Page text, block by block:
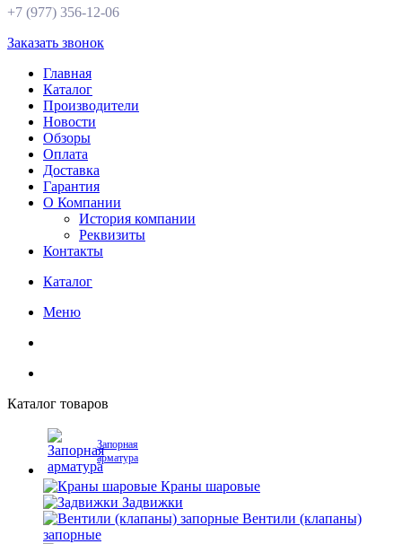
+7 (977) 356-12-06
Заказать звонок
Главная
Каталог
Производители
Новости
Обзоры
Оплата
Доставка
Гарантия
О Компании
История компании
Реквизиты
Контакты
Каталог
Меню
Каталог товаров
Запорная
арматура
Краны шаровые
Задвижки
Вентили (клапаны)
запорные